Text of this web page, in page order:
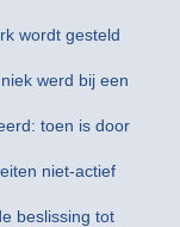
wordt gesteld
werd bij een
toen is door
niet-actief
beslissing tot